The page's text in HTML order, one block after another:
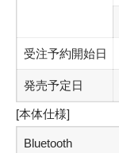
受注予約開始日
発売予定日
[本体仕様]
Bluetooth